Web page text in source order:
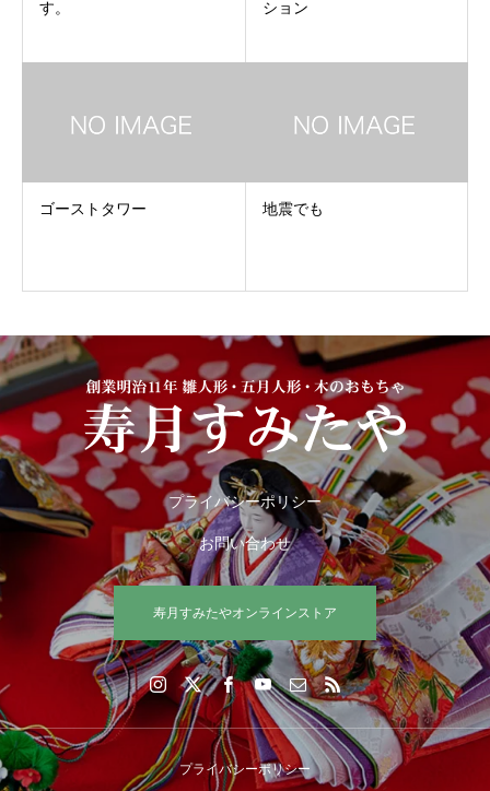
す。
ション
ゴーストタワー 地震でも
プライバシーポリシー
お問い合わせ
寿月すみたやオンラインストア
プライバシーポリシー